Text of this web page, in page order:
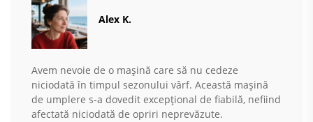
Alex K.
Avem nevoie de o mașină care să nu cedeze
niciodată în timpul sezonului vârf. Această mașină
de umplere s-a dovedit excepțional de fiabilă, nefiind
afectată niciodată de opriri neprevăzute.